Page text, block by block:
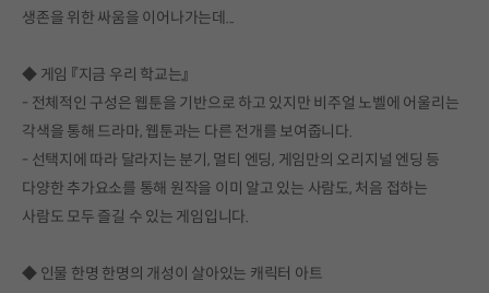
생존을 위한 싸움을 이어나가는데...
◆ 게임 『지금 우리 학교는』
- 전체적인 구성은 웹툰을 기반으로 하고 있지만 비주얼 노벨에 어울리는
각색을 통해 드라마, 웹툰과는 다른 전개를 보여줍니다.
- 선택지에 따라 달라지는 분기, 멀티 엔딩, 게임만의 오리지널 엔딩 등
다양한 추가요소를 통해 원작을 이미 알고 있는 사람도, 처음 접하는
사람도 모두 즐길 수 있는 게임입니다.
◆ 인물 한명 한명의 개성이 살아있는 캐릭터 아트